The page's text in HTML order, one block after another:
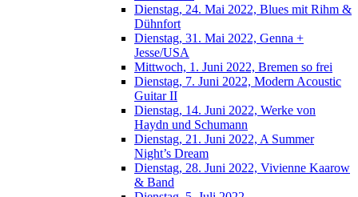
Dienstag, 24. Mai 2022, Blues mit Rihm &
Dühnfort
Dienstag, 31. Mai 2022, Genna +
Jesse/USA
Mittwoch, 1. Juni 2022, Bremen so frei
Dienstag, 7. Juni 2022, Modern Acoustic
Guitar II
Dienstag, 14. Juni 2022, Werke von
Haydn und Schumann
Dienstag, 21. Juni 2022, A Summer
Night’s Dream
Dienstag, 28. Juni 2022, Vivienne Kaarow
& Band